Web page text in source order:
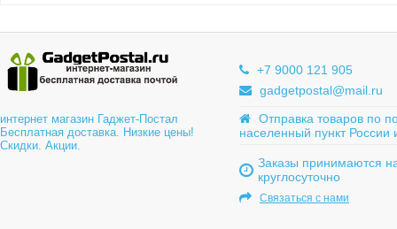
интернет магазин Гаджет-Постал
Бесплатная доставка. Низкие цены!
Скидки. Акции.
+7 9000 121 905
gadgetpostal@mail.ru
Отправка товаров по
населенный пункт России
Заказы принимаются
круглосуточно
Связаться с нами